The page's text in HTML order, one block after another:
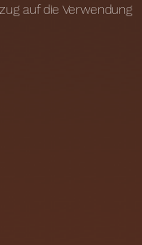
auf die Verwendung